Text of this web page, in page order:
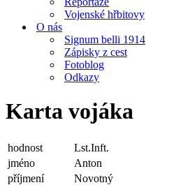
Vojenské hřbitovy
O nás
Signum belli 1914
Zápisky z cest
Fotoblog
Odkazy
Karta vojáka
hodnost
Lst.Inft.
jméno
Anton
příjmení
Novotný